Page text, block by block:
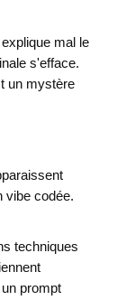
mal le
s'efface.
un mystère
vibe codée.
techniques
prompt